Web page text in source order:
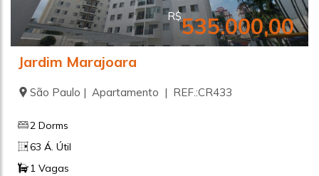
R$535.000,00
Jardim Marajoara
São Paulo | Apartamento | REF.:CR433
2 Dorms
63 Á. Útil
1 Vagas